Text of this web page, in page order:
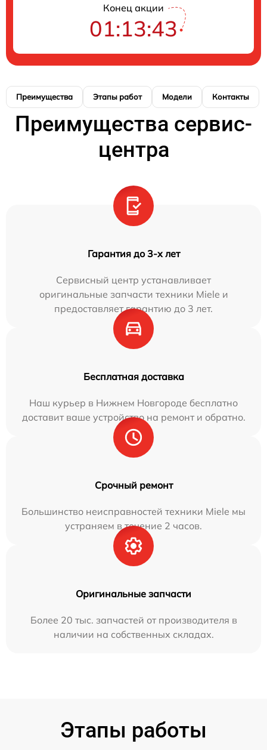
Конец акции
01:13:42
Преимущества Этапы работ Модели Контакты
Преимущества сервис-
центра
Гарантия до 3-х лет
Сервисный центр устанавливает
оригинальные запчасти техники Miele и
предоставляет гарантию до 3 лет.
Бесплатная доставка
Наш курьер в Нижнем Новгороде бесплатно
доставит ваше устройство на ремонт и обратно.
Срочный ремонт
Большинство неисправностей техники Miele мы
устраняем в течение 2 часов.
Оригинальные запчасти
Более 20 тыс. запчастей от производителя в
наличии на собственных складах.
Этапы работы